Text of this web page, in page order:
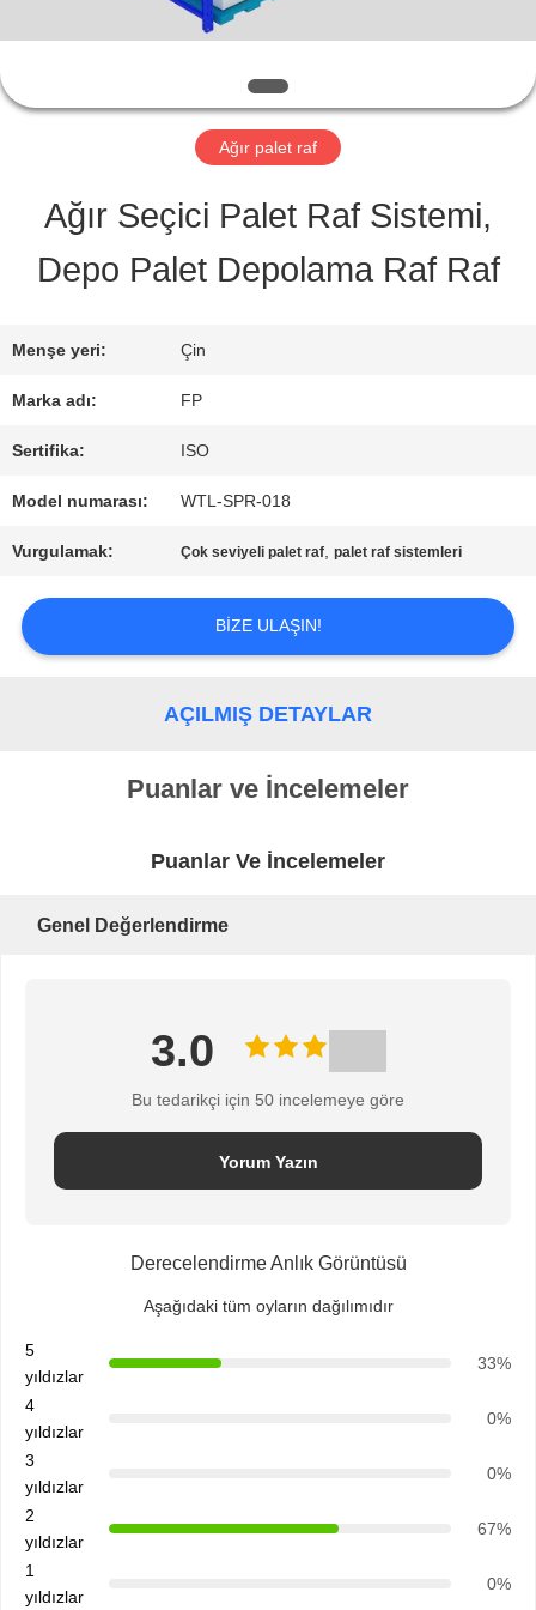
CONTROL
CONTACT
US
REQUEST
A QUOTE
SITE
HARITASI
PRIVACY
Ağır palet raf
Ağır Seçici Palet Raf Sistemi,
Depo Palet Depolama Raf Raf
Menşe yeri: Çin
Marka adı: FP
Sertifika: ISO
Model numarası: WTL-SPR-018
Vurgulamak: Çok seviyeli palet raf,palet raf sistemleri
BIZE ULAŞIN!
AÇILMIŞ DETAYLAR
Puanlar ve İncelemeler
Puanlar Ve İncelemeler
Genel Değerlendirme
3.0
Bu tedarikçi için 50 incelemeye göre
Yorum Yazın
Derecelendirme Anlık Görüntüsü
Aşağıdaki tüm oyların dağılımıdır
5
yıldızlar
33%
4
yıldızlar
0%
3
yıldızlar
0%
2
yıldızlar
67%
1
yıldızlar
0%